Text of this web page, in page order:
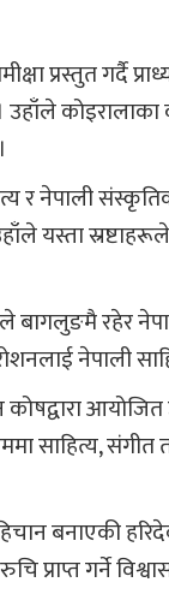
प्रस्तुत गर्दै
नेपाली
यस्ता
बागलुङमै रहेर
नेपाली
साहित्य,
बनाएकी
गर्ने